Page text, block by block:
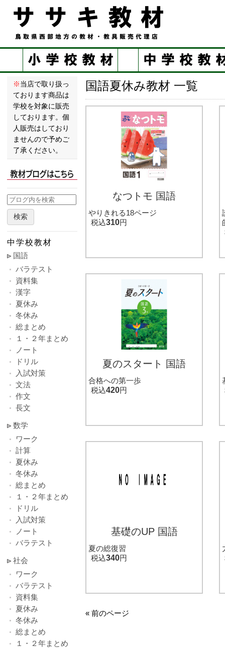
国語夏休み教材 一覧
なつトモ 国語
やりきれる18ページ
税込310円
夏のスタート 国語
合格への第一歩
税込420円
基礎のUP 国語
夏の総復習
税込340円
« 前のページ
※ 当店で取り扱っ
ております商品は
学校を対象に販売
しております。個
人販売はしており
ませんので予めご
了承ください。
検索
中学校教材
国語
バラテスト
資料集
漢字
夏休み
冬休み
総まとめ
１・２年まとめ
ノート
ドリル
入試対策
文法
作文
長文
数学
ワーク
計算
夏休み
冬休み
総まとめ
１・２年まとめ
ドリル
入試対策
ノート
バラテスト
社会
ワーク
バラテスト
資料集
夏休み
冬休み
総まとめ
１・２年まとめ